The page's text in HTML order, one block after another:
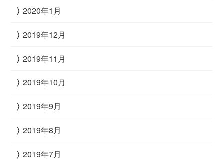
2020年1月
2019年12月
2019年11月
2019年10月
2019年9月
2019年8月
2019年7月